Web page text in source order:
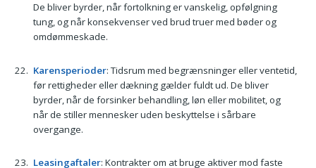
De bliver byrder, når fortolkning er vanskelig, opfølgning
tung, og når konsekvenser ved brud truer med bøder og
omdømmeskade.
Karensperioder: Tidsrum med begrænsninger eller ventetid,
før rettigheder eller dækning gælder fuldt ud. De bliver
byrder, når de forsinker behandling, løn eller mobilitet, og
når de stiller mennesker uden beskyttelse i sårbare
overgange.
Leasingaftaler: Kontrakter om at bruge aktiver mod faste